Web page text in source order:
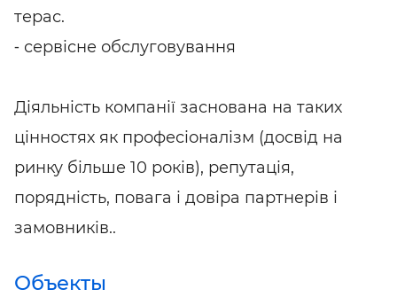
терас.
⁃ сервісне обслуговування
Діяльність компанії заснована на таких
цінностях як професіоналізм (досвід на
ринку більше 10 років), репутація,
порядність, повага і довіра партнерів і
замовників..
Объекты